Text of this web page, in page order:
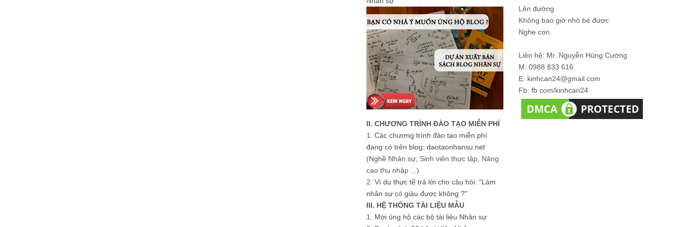
II. CHƯƠNG TRÌNH ĐÀO TẠO MIỄN PHÍ
1. Các chương trình đào tạo miễn phí
đang có trên blog: daotaonhansu.net
(Nghề Nhân sự, Sinh viên thực tập, Nâng
cao thu nhập ...)
2. Ví dụ thực tế trả lời cho câu hỏi: "Làm
nhân sự có giàu được không ?"
III. HỆ THỐNG TÀI LIỆU MẪU
1. Mời ủng hộ các bộ tài liệu Nhân sự
Lên đường
Không bao giờ nhỏ bé được
Nghe con.
Liên hệ: Mr. Nguyễn Hùng Cường
M: 0988 833 616
E: kinhcan24@gmail.com
Fb: fb.com/kinhcan24